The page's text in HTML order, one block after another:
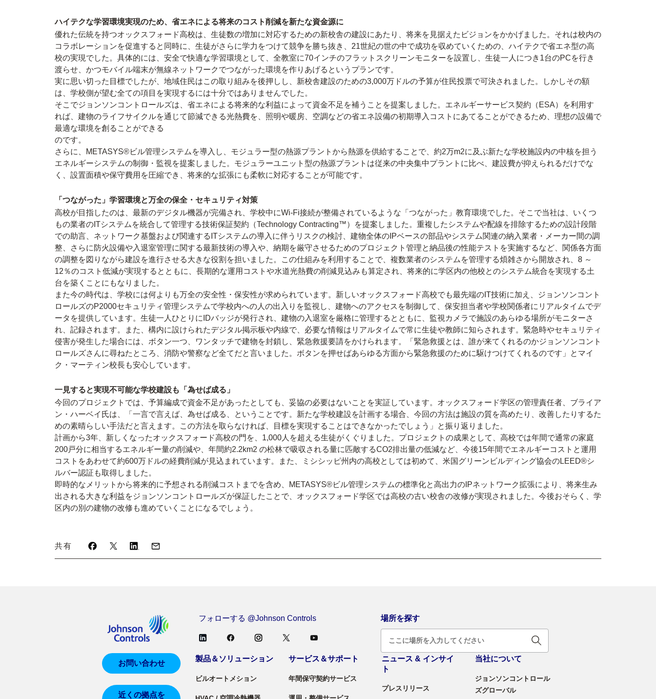
ハイテクな学習環境実現のため、省エネによる将来のコスト削減を新たな資金源に
優れた伝統を持つオックスフォード高校は、生徒数の増加に対応するための新校舎の建設にあたり、将来を見据えたビジョンをかかげました。それは校内の
コラボレーションを促進すると同時に、生徒がさらに学力をつけて競争を勝ち抜き、21世紀の世の中で成功を収めていくための、ハイテクで省エネ型の高
校の実現でした。具体的には、安全で快適な学習環境として、全教室に70インチのフラットスクリーンモニターを設置し、生徒一人につき1台のPCを行き
渡らせ、かつモバイル端末が無線ネットワークでつながった環境を作りあげるというプランです。
実に思い切った目標でしたが、地域住民はこの取り組みを後押しし、新校舎建設のための3,000万ドルの予算が住民投票で可決されました。しかしその額
は、学校側が望む全ての項目を実現するには十分ではありませんでした。
そこでジョンソンコントロールズは、省エネによる将来的な利益によって資金不足を補うことを提案しました。エネルギーサービス契約（ESA）を利用す
れば、建物のライフサイクルを通じて節減できる光熱費を、照明や暖房、空調などの省エネ設備の初期導入コストにあてることができるため、理想の設備で
最適な環境を創ることができる
のです。
さらに、METASYS®ビル管理システムを導入し、モジュラー型の熱源プラントから熱源を供給することで、約2万m2に及ぶ新たな学校施設内の中核を担う
エネルギーシステムの制御・監視を提案しました。モジュラーユニット型の熱源プラントは従来の中央集中プラントに比べ、建設費が抑えられるだけでな
く、設置面積や保守費用を圧縮でき、将来的な拡張にも柔軟に対応することが可能です。
「つながった」学習環境と万全の保全・セキュリティ対策
高校が目指したのは、最新のデジタル機器が完備され、学校中にWi-Fi接続が整備されているような「つながった」教育環境でした。そこで当社は、いくつ
もの業者のITシステムを統合して管理する技術保証契約（Technology Contracting™）を提案しました。重複したシステムや配線を排除するための設計段階
での助言、ネットワーク基盤および関連するITシステムの導入に伴うリスクの検討、建物全体のIPベースの部品やシステム関連の納入業者・メーカー間の調
整、さらに防火設備や入退室管理に関する最新技術の導入や、納期を厳守させるためのプロジェクト管理と納品後の性能テストを実施するなど、関係各方面
の調整を図りながら建設を進行させる大きな役割を担いました。この仕組みを利用することで、複数業者のシステムを管理する煩雑さから開放され、8 ～
12％のコスト低減が実現するとともに、長期的な運用コストや水道光熱費の削減見込みも算定され、将来的に学区内の他校とのシステム統合を実現する土
台を築くことにもなりました。
また今の時代は、学校には何よりも万全の安全性・保安性が求められています。新しいオックスフォード高校でも最先端のIT技術に加え、ジョンソンコント
ロールズのP2000セキュリティ管理システムで学校内への人の出入りを監視し、建物へのアクセスを制御して、保安担当者や学校関係者にリアルタイムでデ
ータを提供しています。生徒一人ひとりにIDバッジが発行され、建物の入退室を厳格に管理するとともに、監視カメラで施設のあらゆる場所がモニターさ
れ、記録されます。また、構内に設けられたデジタル掲示板や内線で、必要な情報はリアルタイムで常に生徒や教師に知らされます。緊急時やセキュリティ
侵害が発生した場合には、ボタン一つ、ワンタッチで建物を封鎖し、緊急救援要請をかけられます。「緊急救援とは、誰が来てくれるのかジョンソンコント
ロールズさんに尋ねたところ、消防や警察など全てだと言いました。ボタンを押せばあらゆる方面から緊急救援のために駆けつけてくれるのです」とマイ
ク・マーティン校長も安心しています。
一見すると実現不可能な学校建設も「為せば成る」
今回のプロジェクトでは、予算編成で資金不足があったとしても、妥協の必要はないことを実証しています。オックスフォード学区の管理責任者、ブライア
ン・ハーベイ氏は、「一言で言えば、為せば成る、ということです。新たな学校建設を計画する場合、今回の方法は施設の質を高めたり、改善したりするた
めの素晴らしい手法だと言えます。この方法を取らなければ、目標を実現することはできなかったでしょう」と振り返りました。
計画から3年、新しくなったオックスフォード高校の門を、1,000人を超える生徒がくぐりました。プロジェクトの成果として、高校では年間で通常の家庭
200戸分に相当するエネルギー量の削減や、年間約2.2km2 の松林で吸収される量に匹敵するCO2排出量の低減など、今後15年間でエネルギーコストと運用
コストをあわせて約600万ドルの経費削減が見込まれています。また、ミシシッピ州内の高校としては初めて、米国グリーンビルディング協会のLEED®シ
ルバー認証も取得しました。
即時的なメリットから将来的に予想される削減コストまでを含め、METASYS®ビル管理システムの標準化と高出力のIPネットワーク拡張により、将来生み
出される大きな利益をジョンソンコントロールズが保証したことで、オックスフォード学区では高校の古い校舎の改修が実現されました。今後おそらく、学
区内の別の建物の改修も進めていくことになるでしょう。
共有
フォローする @Johnson Controls 場所を探す
お問い合わせ
近くの拠点を
製品＆ソリューション
ビルオートメション
サービス＆サポート
年間保守契約サービス
ニュース & インサイ
ト
プレスリリース
当社について
ジョンソンコントロール
ズグローバル